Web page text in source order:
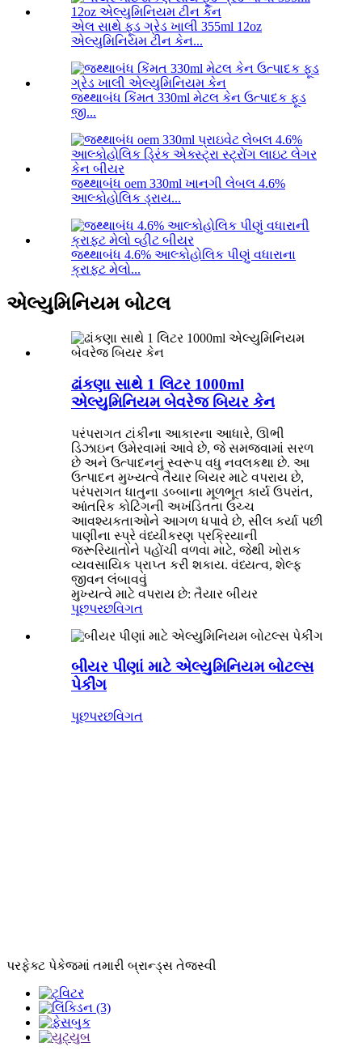
એલ સાથે ફૂડ ગ્રેડ ખાલી 355ml 12oz
એલ્યુમિનિયમ ટીન કેન...
જથ્થાબંધ કિંમત 330ml મેટલ કેન ઉત્પાદક ફૂડ
જી...
જથ્થાબંધ oem 330ml ખાનગી લેબલ 4.6%
આલ્કોહોલિક ડ્રાય...
જથ્થાબંધ 4.6% આલ્કોહોલિક પીણું વધારાના
ક્રાફ્ટ મેલો...
એલ્યુમિનિયમ બોટલ
ઢાંકણા સાથે 1 લિટર 1000ml
એલ્યુમિનિયમ બેવરેજ બિયર કેન
પરંપરાગત ટાંકીના આકારના આધારે, ઊભી
ડિઝાઇન ઉમેરવામાં આવે છે, જે સમજવામાં સરળ
છે અને ઉત્પાદનનું સ્વરૂપ વધુ નવલકથા છે. આ
ઉત્પાદન મુખ્યત્વે તૈયાર બિયર માટે વપરાય છે,
પરંપરાગત ધાતુના ડબ્બાના મૂળભૂત કાર્ય ઉપરાંત,
આંતરિક કોટિંગની અખંડિતતા ઉચ્ચ
આવશ્યકતાઓને આગળ ધપાવે છે, સીલ કર્યા પછી
પાણીના સ્પ્રે વંધ્યીકરણ પ્રક્રિયાની
જરૂરિયાતોને પહોંચી વળવા માટે, જેથી ખોરાક
વ્યવસાયિક પ્રાપ્ત કરી શકાય. વંધ્યત્વ, શેલ્ફ
જીવન લંબાવવું
મુખ્યત્વે માટે વપરાય છે: તૈયાર બીયર
પૂછપરછવિગત
બીયર પીણાં માટે એલ્યુમિનિયમ બોટલ્સ
પેકીંગ
પૂછપરછવિગત
પરફેક્ટ પેકેજમાં તમારી બ્રાન્ડ્સ તેજસ્વી